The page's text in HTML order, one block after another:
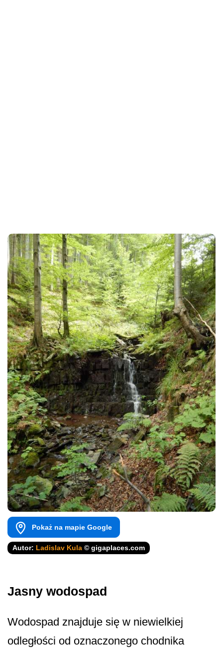
Pokaż na mapie Google
Autor: Ladislav Kula © gigaplaces.com
Jasny wodospad
Wodospad znajduje się w niewielkiej
odległości od oznaczonego chodnika